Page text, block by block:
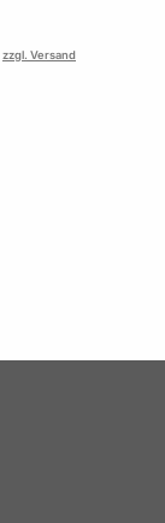
zzgl. Versand